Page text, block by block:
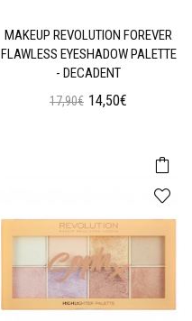
MAKEUP REVOLUTION FOREVER
FLAWLESS EYESHADOW PALETTE
- DECADENT
17,90€ 14,50€